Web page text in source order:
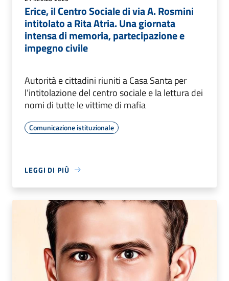
Erice, il Centro Sociale di via A. Rosmini
intitolato a Rita Atria. Una giornata
intensa di memoria, partecipazione e
impegno civile
Autorità e cittadini riuniti a Casa Santa per
l’intitolazione del centro sociale e la lettura dei
nomi di tutte le vittime di mafia
Comunicazione istituzionale
LEGGI DI PIÙ